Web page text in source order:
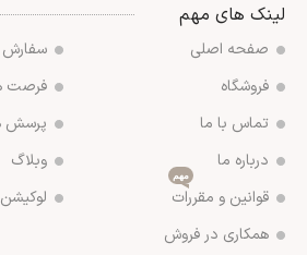
لینک های مهم
صفحه اصلی
فروشگاه
تماس با ما
درباره ما
قوانین و مقررات
مهم
همکاری در فروش
سفارش
فرصت
پرسش
وبلاگ